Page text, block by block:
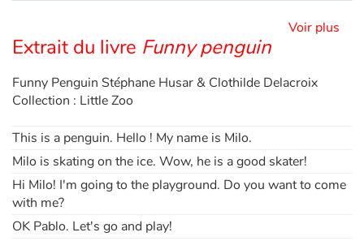
Rencontres et témoignages
Contes d'ici et d'ailleurs
Apprendre à lire
Livre audio
Voir plus
Extrait du livre Funny penguin
Funny Penguin Stéphane Husar & Clothilde Delacroix
Collection : Little Zoo
This is a penguin. Hello ! My name is Milo.
Milo is skating on the ice. Wow, he is a good skater!
Hi Milo! I'm going to the playground. Do you want to come
with me?
OK Pablo. Let's go and play!